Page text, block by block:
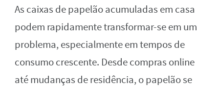
As caixas de papelão acumuladas em casa
podem rapidamente transformar-se em um
problema, especialmente em tempos de
consumo crescente. Desde compras online
até mudanças de residência, o papelão se